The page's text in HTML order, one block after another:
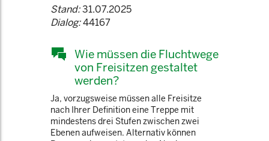
Stand:31.07.2025
Dialog:44167
Wie müssen die Fluchtwege
von Freisitzen gestaltet
werden?
Ja, vorzugsweise müssen alle Freisitze
nach Ihrer Definition eine Treppe mit
mindestens drei Stufen zwischen zwei
Ebenen aufweisen. Alternativ können